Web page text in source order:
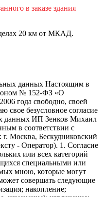
в заказе здания
20 км от МКАД.
данных Настоящим в
№ 152-ФЗ «О
года свободно, своей
свое безусловное согласие
данных ИП Зенков Михаил
в соответствии с
г. Москва, Бескудниковский
- Оператор). 1. Согласие
или всех категорий
специальными или
мною, которые могут
совершать следующие
накопление;